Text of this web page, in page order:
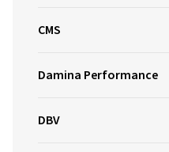
CMS
Damina Performance
DBV